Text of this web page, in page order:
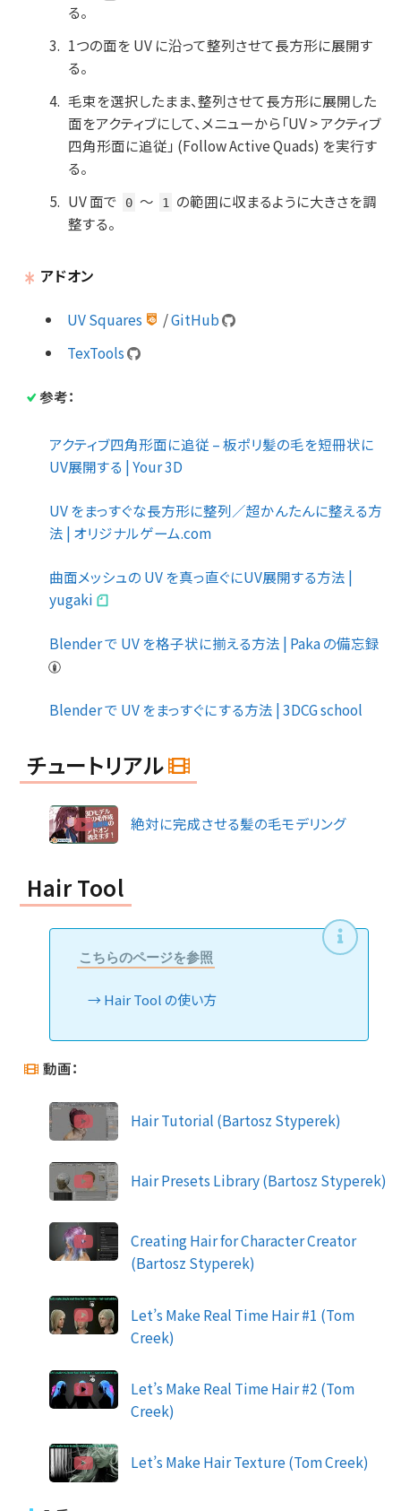
る。
1つの面を UV に沿って整列させて長方形に展開す
る。
毛束を選択したまま、整列させて長方形に展開した
面をアクティブにして、メニューから「UV > アクティブ
四角形面に追従」 (Follow Active Quads) を実行す
る。
UV 面で
0 ～ 1
の範囲に収まるように大きさを調
整する。
アドオン
UV Squares /GitHub
TexTools
参考：
アクティブ四角形面に追従 – 板ポリ髪の毛を短冊状に
UV展開する | Your 3D
UV をまっすぐな長方形に整列／超かんたんに整える方
法 | オリジナルゲーム.com
曲面メッシュの UV を真っ直ぐにUV展開する方法 |
yugaki
Blender で UV を格子状に揃える方法 | Paka の備忘録
Blender で UV をまっすぐにする方法 | 3DCG school
チュートリアル
絶対に完成させる髪の毛モデリング
Hair Tool
こちらのページを参照
Hair Tool の使い方
動画：
Hair Tutorial (Bartosz Styperek)
Hair Presets Library (Bartosz Styperek)
Creating Hair for Character Creator
(Bartosz Styperek)
Let’s Make Real Time Hair #1 (Tom
Creek)
Let’s Make Real Time Hair #2 (Tom
Creek)
Let’s Make Hair Texture (Tom Creek)